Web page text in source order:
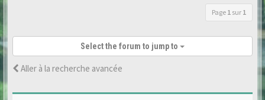
Page 1 sur 1
Select the forum to jump to
Aller à la recherche avancée